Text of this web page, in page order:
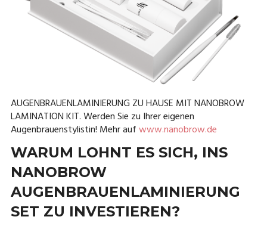
AUGENBRAUENLAMINIERUNG ZU HAUSE MIT NANOBROW
LAMINATION KIT. Werden Sie zu Ihrer eigenen
Augenbrauenstylistin! Mehr aufwww.nanobrow.de
WARUM LOHNT ES SICH, INS
NANOBROW
AUGENBRAUENLAMINIERUNG
SET ZU INVESTIEREN?